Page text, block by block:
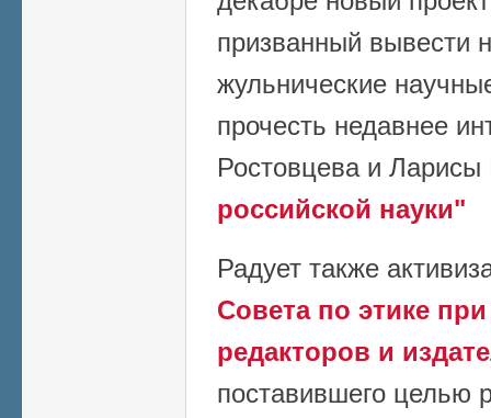
призванный вывести
жульнические
прочесть недавнее
Ростовцева и
российской науки"
Радует также
Совета по этике
редакторов и
поставившего целью